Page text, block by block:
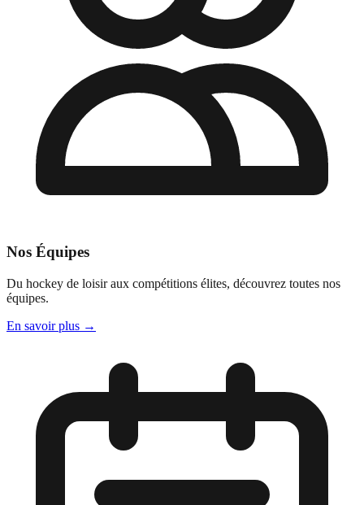
Nos Équipes
Du hockey de loisir aux compétitions élites, découvrez toutes nos
équipes.
En savoir plus →